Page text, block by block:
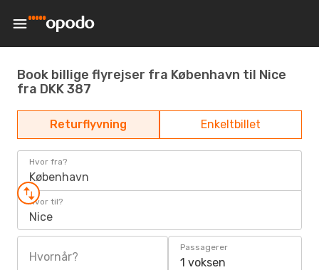
Book billige flyrejser fra København til Nice
fra DKK 387
Returflyvning Enkeltbillet
Hvor fra?
København
Hvor til?
Nice
Hvornår?
Passagerer
1 voksen